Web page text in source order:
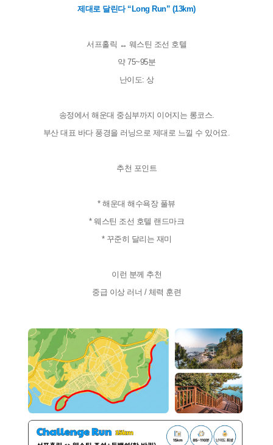
제대로 달린다 “Long Run” (13km)
서프홀릭 ↔ 웨스틴 조선 호텔
약 75~95분
난이도: 상
송정에서 해운대 중심부까지 이어지는 롱코스.
부산 대표 바다 풍경을 러닝으로 제대로 느낄 수 있어요.
추천 포인트
* 해운대 해수욕장 풀뷰
* 웨스틴 조선 호텔 랜드마크
* 꾸준히 달리는 재미
이런 분께 추천
중급 이상 러너 / 체력 훈련